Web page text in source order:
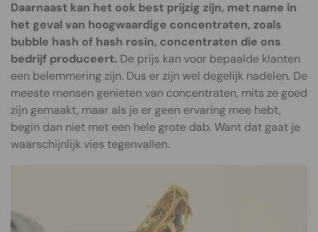
Daarnaast kan het ook best prijzig zijn, met name in
het geval van hoogwaardige concentraten, zoals
bubble hash of hash rosin, concentraten die ons
bedrijf produceert. De prijs kan voor bepaalde klanten
een belemmering zijn. Dus er zijn wel degelijk nadelen. De
meeste mensen genieten van concentraten, mits ze goed
zijn gemaakt, maar als je er geen ervaring mee hebt,
begin dan niet met een hele grote dab. Want dat gaat je
waarschijnlijk vies tegenvallen.